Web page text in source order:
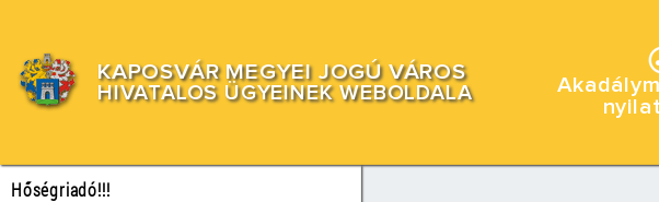
KAPOSVÁR MEGYEI JOGÚ VÁROS
HIVATALOS ÜGYEINEK WEBOLDALA
Hőségriadó!!!